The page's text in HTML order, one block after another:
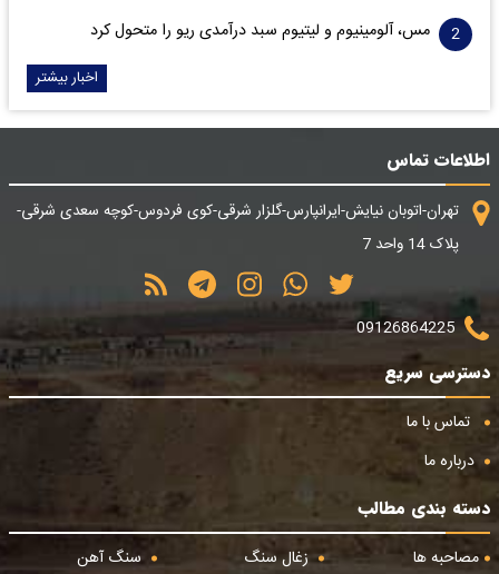
مس، آلومینیوم و لیتیوم سبد درآمدی ریو را متحول کرد
اخبار بیشتر
اطلاعات تماس
تهران-اتوبان نیایش-ایرانپارس-گلزار شرقی-کوی فردوس-کوچه سعدی شرقی-
پلاک 14 واحد 7
09126864225
دسترسی سریع
تماس با ما
درباره ما
دسته بندی مطالب
مصاحبه ها
زغال سنگ سنگ آهن